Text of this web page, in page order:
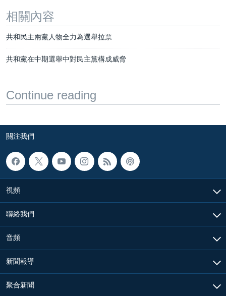
相關內容
共和民主兩黨人物全力為選舉拉票
共和黨在中期選舉中對民主黨構成威脅
Continue reading
關注我們
視頻
聯絡我們
音頻
新聞報導
聚合新聞